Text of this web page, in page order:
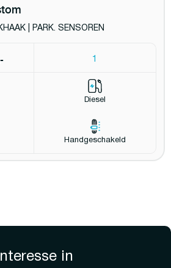
| PARK. SENSOREN
1
Diesel
Handgeschakeld
Interesse in